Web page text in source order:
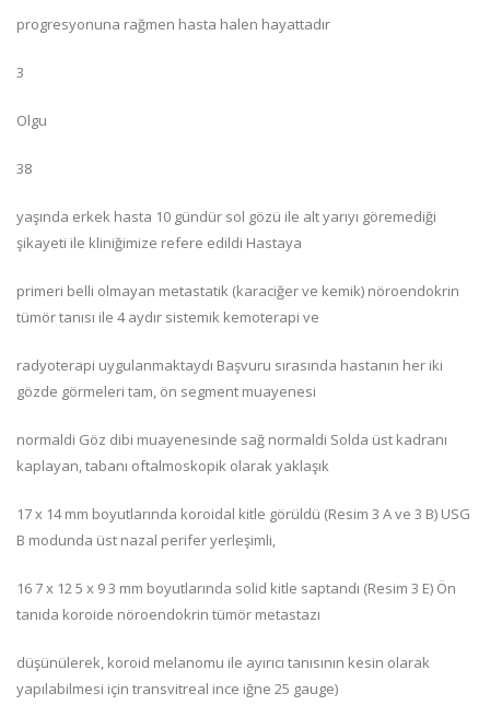
progresyonuna rağmen hasta halen hayattadır
3
Olgu
38
yaşında erkek hasta 10 gündür sol gözü ile alt yarıyı göremediği
şikayeti ile kliniğimize refere edildi Hastaya
primeri belli olmayan metastatik (karaciğer ve kemik) nöroendokrin
tümör tanısı ile 4 aydır sistemik kemoterapi ve
radyoterapi uygulanmaktaydı Başvuru sırasında hastanın her iki
gözde görmeleri tam, ön segment muayenesi
normaldi Göz dibi muayenesinde sağ normaldi Solda üst kadranı
kaplayan, tabanı oftalmoskopik olarak yaklaşık
17 x 14 mm boyutlarında koroidal kitle görüldü (Resim 3 A ve 3 B) USG
B modunda üst nazal perifer yerleşimli,
16 7 x 12 5 x 9 3 mm boyutlarında solid kitle saptandı (Resim 3 E) Ön
tanıda koroide nöroendokrin tümör metastazı
düşünülerek, koroid melanomu ile ayırıcı tanısının kesin olarak
yapılabilmesi için transvitreal ince iğne 25 gauge)